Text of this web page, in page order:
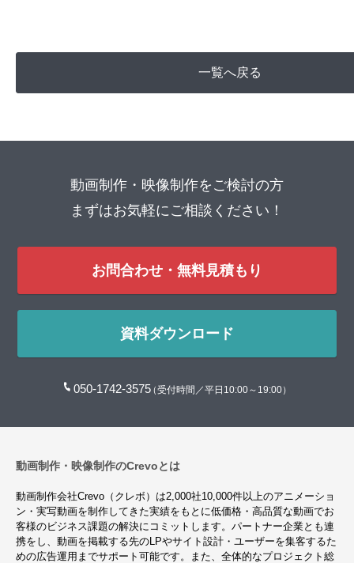
一覧へ戻る
動画制作・映像制作をご検討の方
まずはお気軽にご相談ください！
お問合わせ・無料見積もり
資料ダウンロード
050-1742-3575（受付時間／平日10:00～19:00）
動画制作・映像制作のCrevoとは
動画制作会社Crevo（クレボ）は2,000社10,000件以上のアニメーショ
ン・実写動画を制作してきた実績をもとに低価格・高品質な動画でお
客様のビジネス課題の解決にコミットします。パートナー企業とも連
携をし、動画を掲載する先のLPやサイト設計・ユーザーを集客するた
めの広告運用までサポート可能です。また、全体的なプロジェクト総